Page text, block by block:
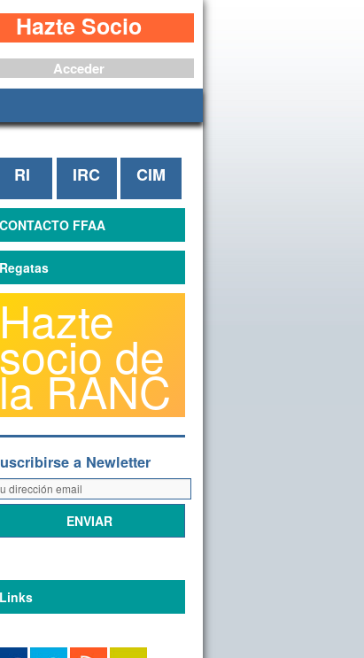
Hazte Socio
Acceder
RI IRC CIM
CONTACTO FFAA
Regatas
Hazte
socio de
la RANC
a Newletter
Links